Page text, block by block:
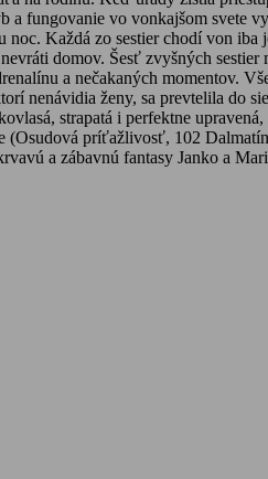
a fungovanie vo vonkajšom
Každá zo sestier chodí von
domov. Šesť zvyšných
a nečakaných momentov.
nenávidia ženy, sa prevtelila do
strapatá i perfektne
príťažlivosť, 102
a zábavnú fantasy Janko a